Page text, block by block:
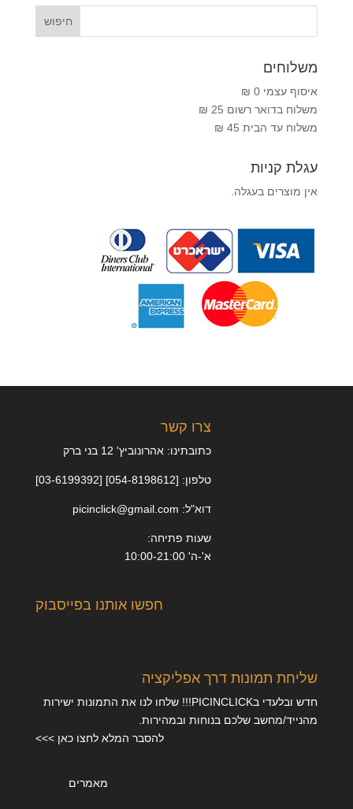
משלוחים
איסוף עצמי 0 ₪
משלוח בדואר רשום 25 ₪
משלוח עד הבית 45 ₪
עגלת קניות
אין מוצרים בעגלה.
צרו קשר
כתובתינו: אהרונוביץ' 12 בני ברק
טלפון: [054-8198612] [03-6199392]
דוא"ל: picinclick@gmail.com
שעות פתיחה:
א'-ה' 10:00-21:00
חפשו אותנו בפייסבוק
שליחת תמונות דרך אפליקציה
חדש ובלעדי בPICINCLICK!!! שלחו לנו את התמונות ישירות
מהנייד/מחשב שלכם בנוחות ובמהירות.
להסבר המלא לחצו כאן >>>
מאמרים